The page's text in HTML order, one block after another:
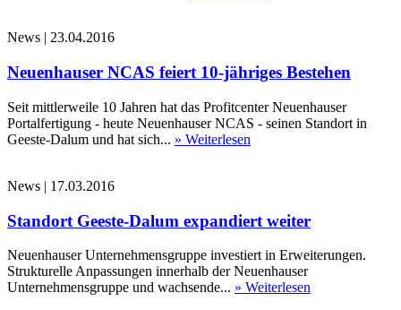
News 23.04.2016
Neuenhauser NCAS feiert 10-jähriges Bestehen
Seit mittlerweile 10 Jahren hat das Profitcenter Neuenhauser
Portalfertigung - heute Neuenhauser NCAS - seinen Standort in
Geeste-Dalum und hat sich... » Weiterlesen
News | 17.03.2016
Standort Geeste-Dalum expandiert weiter
Neuenhauser Unternehmensgruppe investiert in Erweiterungen.
Strukturelle Anpassungen innerhalb der Neuenhauser
Unternehmensgruppe und wachsende... » Weiterlesen